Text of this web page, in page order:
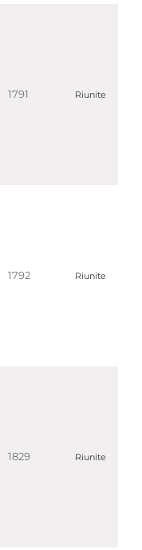
1791 Riunite
1792 Riunite
1829 Riunite